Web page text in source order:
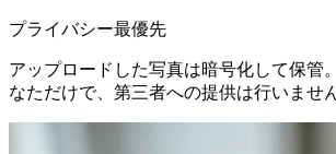
プライバシー最優先
アップロードした写真は暗号化して保管
なただけで、第三者への提供は行いません